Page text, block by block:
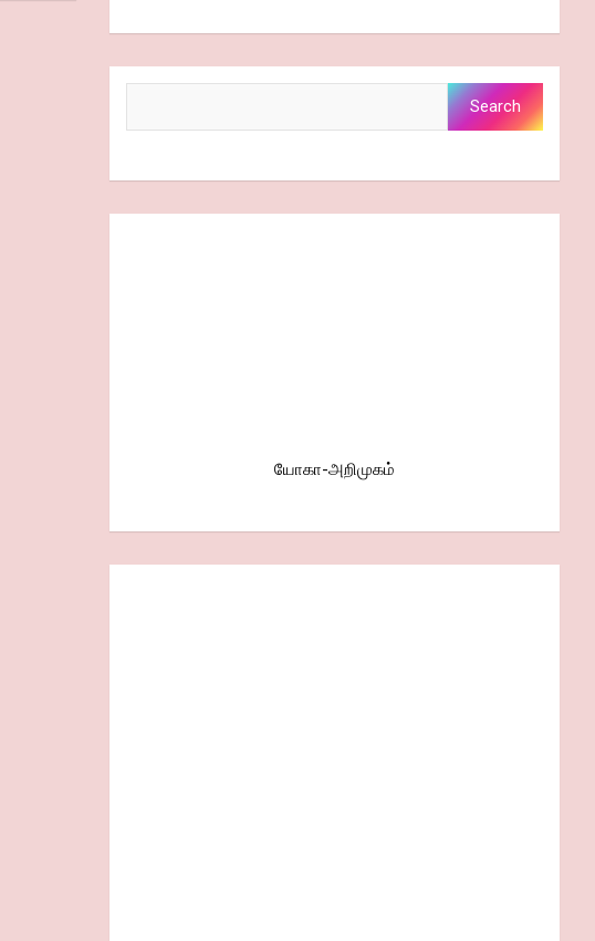
Search
யோகா-அறிமுகம்